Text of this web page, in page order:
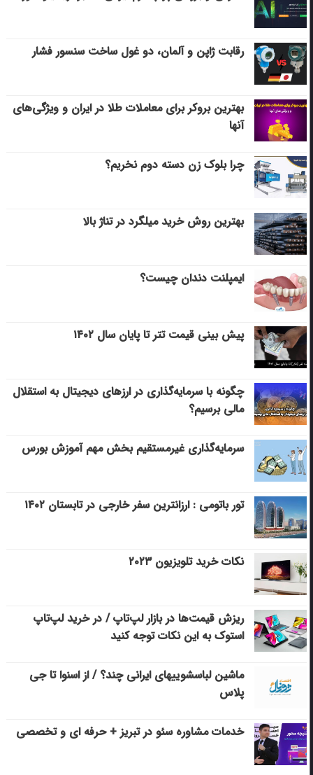
رقابت ژاپن و آلمان، دو غول ساخت سنسور فشار
بهترین بروکر برای معاملات طلا در ایران و ویژگی‌های
آنها
چرا بلوک زن دسته دوم نخریم؟
بهترین روش خرید میلگرد در تناژ بالا
ایمپلنت دندان چیست؟
پیش بینی قیمت تتر تا پایان سال ۱۴۰۲
چگونه با سرمایه‌گذاری در ارزهای دیجیتال به استقلال
مالی برسیم؟
سرمایه‌گذاری غیرمستقیم بخش مهم آموزش بورس
تور باتومی : ارزانترین سفر خارجی در تابستان ۱۴۰۲
نکات خرید تلویزیون ۲۰۲۳
ریزش قیمت‌ها در بازار لپ‌تاپ / در خرید لپ‌تاپ
استوک به این نکات توجه کنید
ماشین لباسشویی‎های ایرانی چند؟ / از اسنوا تا جی
پلاس
خدمات مشاوره سئو در تبریز + حرفه ای و تخصصی